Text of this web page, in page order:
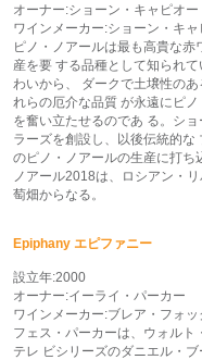
オーナー:ショーン・キャピオー
ワインメーカー:ショーン・キャ
ピノ・ノアールは最も高貴な
産を要 する品種として知られ
わいから、 ダークで土壌性の
れらの厄介な品質 が永遠にピ
を奮い立たせるのであ る。シ
ラーズを創設し、以後伝統的
のピノ・ノアールの生産に打ち
ノアール2018は、ロシアン・
萄畑からなる。
Epiphany エピファニー
設立年:2000
オーナー:イーライ・パーカー
ワインメーカー:ブレア・フォッ
フェス・パーカーは、ウォル
テレ ビシリーズのダニエル・